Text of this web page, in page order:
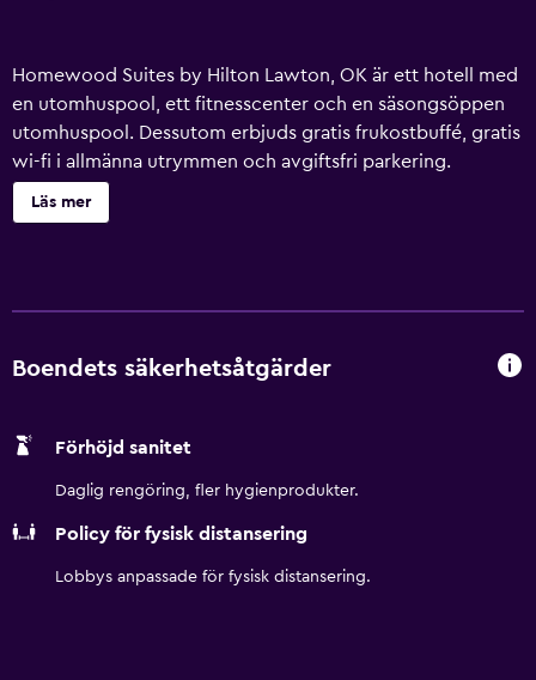
Homewood Suites by Hilton Lawton, OK är ett hotell med
en utomhuspool, ett fitnesscenter och en säsongsöppen
utomhuspool. Dessutom erbjuds gratis frukostbuffé, gratis
wi-fi i allmänna utrymmen och avgiftsfri parkering.
Dessutom erbjuds business-service, konferenslokaler och
tvättmöjligheter. Homewood Suites by Hilton Lawton, OK
grytor/köksredskap. Gäster har tillgång till gratis fast
strykjärn/strykbräda och gratis toalettartiklar. Städning
finns antingen tillgängliga på plats eller i närheten. Avgifter
Läs mer
Boendets säkerhetsåtgärder
Förhöjd sanitet
Daglig rengöring, fler hygienprodukter.
Policy för fysisk distansering
Lobbys anpassade för fysisk distansering.